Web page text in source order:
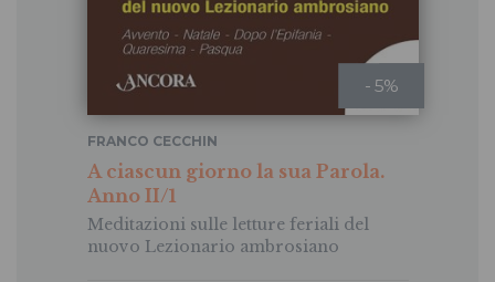
- 5%
A ciascun giorno la sua Parola.
Anno II/1
Meditazioni sulle letture feriali del
nuovo Lezionario ambrosiano
FRANCO CECCHIN